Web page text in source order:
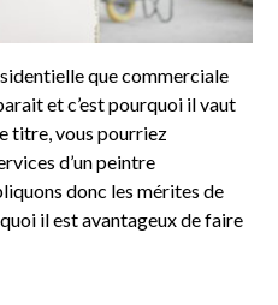
que commerciale
et c’est pourquoi il vaut
titre, vous pourriez
d’un peintre
donc les mérites de
il est avantageux de faire